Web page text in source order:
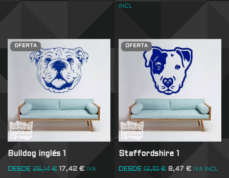
INCL
OFERTA
Bulldog inglés 1
DESDE 26,14€ 17,42 € IVA
OFERTA
Staffordshire 1
DESDE 12,10€ 8,47€ IVA INCL